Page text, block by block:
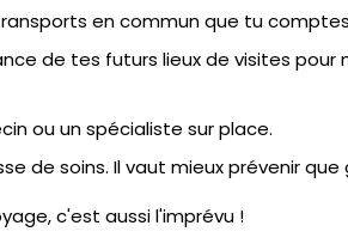
en commun que tu
de tes futurs lieux de visites
ou un spécialiste sur place.
de soins. Il vaut mieux prévenir que
c'est aussi l'imprévu !